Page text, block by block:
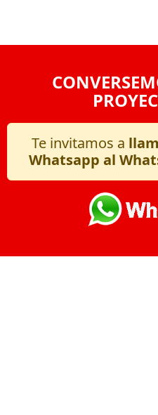
Te invitamos a
Whatsapp al